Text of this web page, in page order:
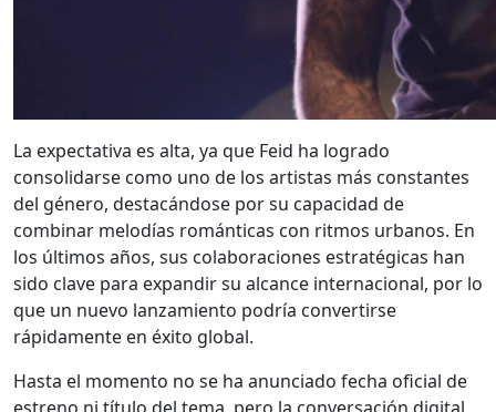
La expectativa es alta, ya que Feid ha logrado
consolidarse como uno de los artistas más constantes
del género, destacándose por su capacidad de
combinar melodías románticas con ritmos urbanos. En
los últimos años, sus colaboraciones estratégicas han
sido clave para expandir su alcance internacional, por lo
que un nuevo lanzamiento podría convertirse
rápidamente en éxito global.
Hasta el momento no se ha anunciado fecha oficial de